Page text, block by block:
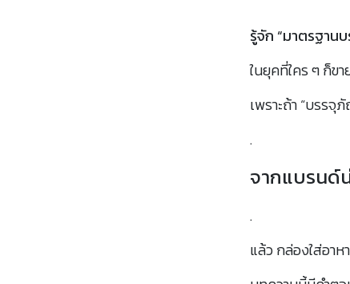
รู้จัก “มาตรฐาน
ในยุคที่ใคร ๆ ก็ข
เพราะถ้า “บรร
.
จากแบรนด์
.
แล้ว กล่องใส่อา